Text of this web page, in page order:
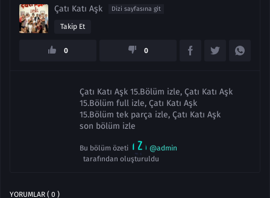
Çatı Katı Aşk Dizi sayfasına git
Takip Et
0 0
Çatı Katı Aşk 15.Bölüm izle, Çatı Katı Aşk
15.Bölüm full izle, Çatı Katı Aşk
15.Bölüm tek parça izle, Çatı Katı Aşk
son bölüm izle
Bu bölüm özeti
@admin
tarafından oluşturuldu
YORUMLAR ( 0 )